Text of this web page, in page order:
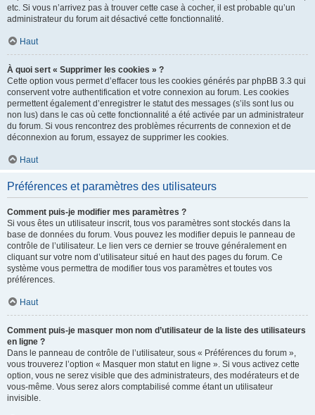
etc. Si vous n’arrivez pas à trouver cette case à cocher, il est probable qu’un
administrateur du forum ait désactivé cette fonctionnalité.
Haut
À quoi sert « Supprimer les cookies » ?
Cette option vous permet d’effacer tous les cookies générés par phpBB 3.3 qui
conservent votre authentification et votre connexion au forum. Les cookies
permettent également d’enregistrer le statut des messages (s’ils sont lus ou
non lus) dans le cas où cette fonctionnalité a été activée par un administrateur
du forum. Si vous rencontrez des problèmes récurrents de connexion et de
déconnexion au forum, essayez de supprimer les cookies.
Haut
Préférences et paramètres des utilisateurs
Comment puis-je modifier mes paramètres ?
Si vous êtes un utilisateur inscrit, tous vos paramètres sont stockés dans la
base de données du forum. Vous pouvez les modifier depuis le panneau de
contrôle de l’utilisateur. Le lien vers ce dernier se trouve généralement en
cliquant sur votre nom d’utilisateur situé en haut des pages du forum. Ce
système vous permettra de modifier tous vos paramètres et toutes vos
préférences.
Haut
Comment puis-je masquer mon nom d’utilisateur de la liste des utilisateurs
en ligne ?
Dans le panneau de contrôle de l’utilisateur, sous « Préférences du forum »,
vous trouverez l’option « Masquer mon statut en ligne ». Si vous activez cette
option, vous ne serez visible que des administrateurs, des modérateurs et de
vous-même. Vous serez alors comptabilisé comme étant un utilisateur
invisible.